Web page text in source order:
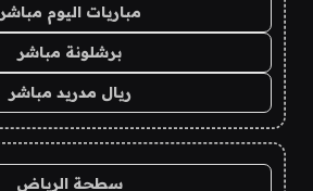
مباريات اليوم مباشر
برشلونة مباشر
ريال مدريد مباشر
سطحة الرياض